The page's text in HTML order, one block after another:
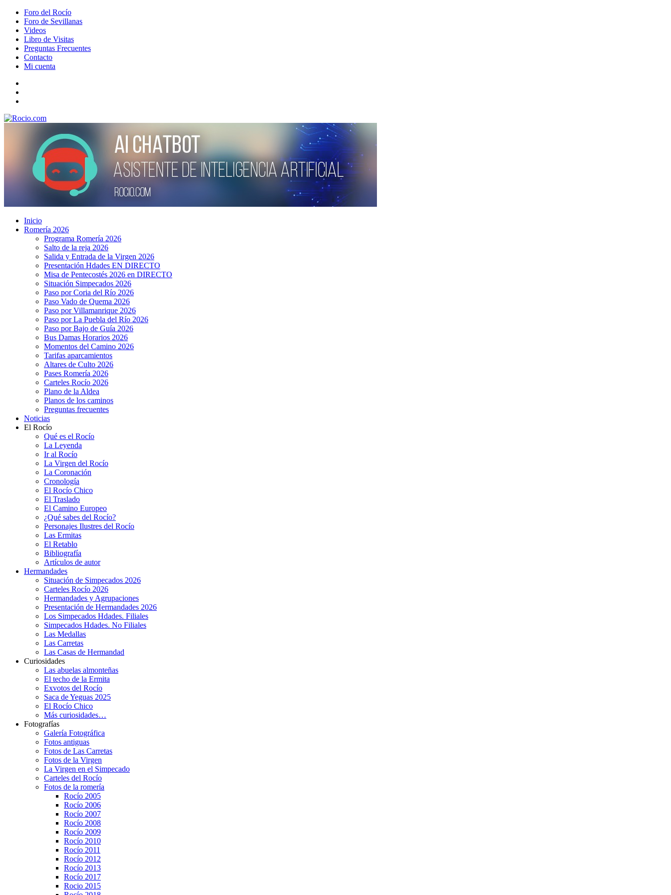
Foro del Rocío
Foro de Sevillanas
Videos
Libro de Visitas
Preguntas Frecuentes
Contacto
Mi cuenta
Inicio
Romería 2026
Programa Romería 2026
Salto de la reja 2026
Salida y Entrada de la Virgen 2026
Presentación Hdades EN DIRECTO
Misa de Pentecostés 2026 en DIRECTO
Situación Simpecados 2026
Paso por Coria del Río 2026
Paso Vado de Quema 2026
Paso por Villamanrique 2026
Paso por La Puebla del Río 2026
Paso por Bajo de Guía 2026
Bus Damas Horarios 2026
Momentos del Camino 2026
Tarifas aparcamientos
Altares de Culto 2026
Pases Romería 2026
Carteles Rocío 2026
Plano de la Aldea
Planos de los caminos
Preguntas frecuentes
Noticias
El Rocío
Qué es el Rocío
La Leyenda
Ir al Rocío
La Virgen del Rocío
La Coronación
Cronología
El Rocío Chico
El Traslado
El Camino Europeo
¿Qué sabes del Rocío?
Personajes Ilustres del Rocío
Las Ermitas
El Retablo
Bibliografía
Artículos de autor
Hermandades
Situación de Simpecados 2026
Carteles Rocío 2026
Hermandades y Agrupaciones
Presentación de Hermandades 2026
Los Simpecados Hdades. Filiales
Simpecados Hdades. No Filiales
Las Medallas
Las Carretas
Las Casas de Hermandad
Curiosidades
Las abuelas almonteñas
El techo de la Ermita
Exvotos del Rocío
Saca de Yeguas 2025
El Rocío Chico
Más curiosidades…
Fotografías
Galería Fotográfica
Fotos antiguas
Fotos de Las Carretas
Fotos de la Virgen
La Virgen en el Simpecado
Carteles del Rocío
Fotos de la romería
Rocío 2005
Rocío 2006
Rocío 2007
Rocío 2008
Rocío 2009
Rocío 2010
Rocío 2011
Rocío 2012
Rocío 2013
Rocío 2017
Rocio 2015